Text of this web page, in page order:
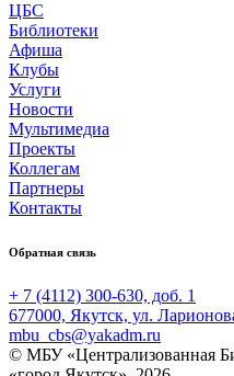
ЦБС
Библиотеки
Афиша
Клубы
Услуги
Новости
Мультимедиа
Проекты
Коллегам
Партнеры
Контакты
Обратная связь
+ 7 (4112) 300-630, доб. 1
677000, Якутск, ул.
mbu_cbs@yakadm.ru
© МБУ «Централизованная